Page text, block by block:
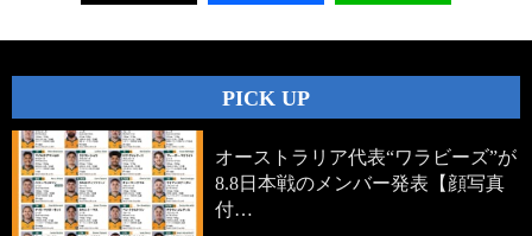
PICK UP
オーストラリア代表“ワラビーズ”が
8.8日本戦のメンバー発表【顔写真
付…